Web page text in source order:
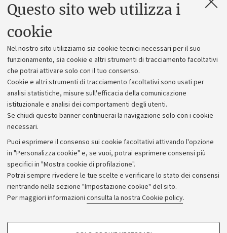
Questo sito web utilizza i
cookie
Nel nostro sito utilizziamo sia cookie tecnici necessari per il suo
funzionamento, sia cookie e altri strumenti di tracciamento facoltativi
che potrai attivare solo con il tuo consenso.
Cookie e altri strumenti di tracciamento facoltativi sono usati per
analisi statistiche, misure sull'efficacia della comunicazione
istituzionale e analisi dei comportamenti degli utenti.
Se chiudi questo banner continuerai la navigazione solo con i cookie
necessari.
Puoi esprimere il consenso sui cookie facoltativi attivando l'opzione
in "Personalizza cookie" e, se vuoi, potrai esprimere consensi più
specifici in "Mostra cookie di profilazione".
Potrai sempre rivedere le tue scelte e verificare lo stato dei consensi
rientrando nella sezione "Impostazione cookie" del sito.
Per maggiori informazioni consulta la nostra Cookie policy.
COOKIE DI PROFILAZIONE - FACOLTATIVI
Contatti e PEC
Alumni community
Piano strategico
Bilanci
Donazioni e 5x1000
Bandi, gare e concorsi
Albo online
Amministrazione trasparente
Atti di notifica
Informazioni sul sito e accessibilità
Dichiarazione di accessibilità